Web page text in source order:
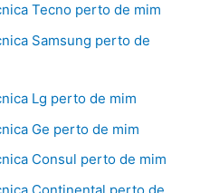
Tecno perto de mim
Samsung perto de
Lg perto de mim
Ge perto de mim
Consul perto de mim